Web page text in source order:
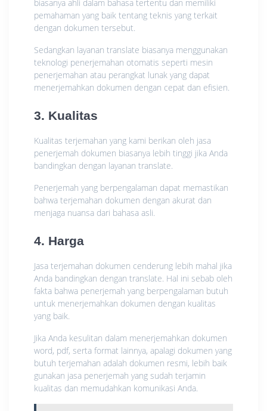
biasanya ahli dalam bahasa tertentu dan memiliki
pemahaman yang baik tentang teknis yang terkait
dengan dokumen tersebut.
Sedangkan layanan translate biasanya menggunakan
teknologi penerjemahan otomatis seperti mesin
penerjemahan atau perangkat lunak yang dapat
menerjemahkan dokumen dengan cepat dan efisien.
3. Kualitas
Kualitas terjemahan yang kami berikan oleh jasa
penerjemah dokumen biasanya lebih tinggi jika Anda
bandingkan dengan layanan translate.
Penerjemah yang berpengalaman dapat memastikan
bahwa terjemahan dokumen dengan akurat dan
menjaga nuansa dari bahasa asli.
4. Harga
Jasa terjemahan dokumen cenderung lebih mahal jika
Anda bandingkan dengan translate. Hal ini sebab oleh
fakta bahwa penerjemah yang berpengalaman butuh
untuk menerjemahkan dokumen dengan kualitas
yang baik.
Jika Anda kesulitan dalam menerjemahkan dokumen
word, pdf, serta format lainnya, apalagi dokumen yang
butuh terjemahan adalah dokumen resmi, lebih baik
gunakan jasa penerjemah yang sudah terjamin
kualitas dan memudahkan komunikasi Anda.